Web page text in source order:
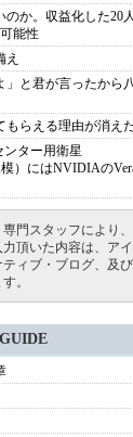
のか。収益化した20人
能性
え
」と君が言ったから
もらえる理由が消え
ター用衛星
）にはNVIDIAの
門スタッフにより、
頂いた内容は、アイ
ィブ・ブログ、及び
。